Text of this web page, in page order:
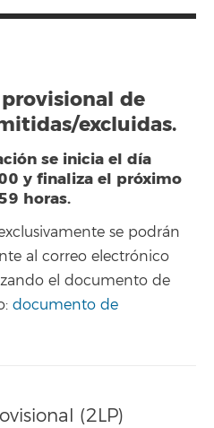
de
excluidas.
se inicia el día
y finaliza el próximo
horas.
se podrán
al correo electrónico
el documento de
documento de
(2LP)